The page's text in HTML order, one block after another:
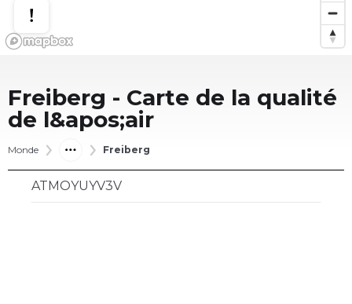
Freiberg - Carte de la qualité
de l&apos;air
Monde Freiberg
ATMOYUYV3V